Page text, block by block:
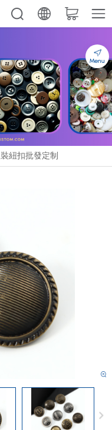
紐扣批發定制
Menu